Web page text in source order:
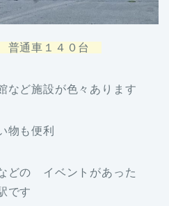
通車１４０台
ど施設が色々あります
物も便利
どの イベントがあった
です